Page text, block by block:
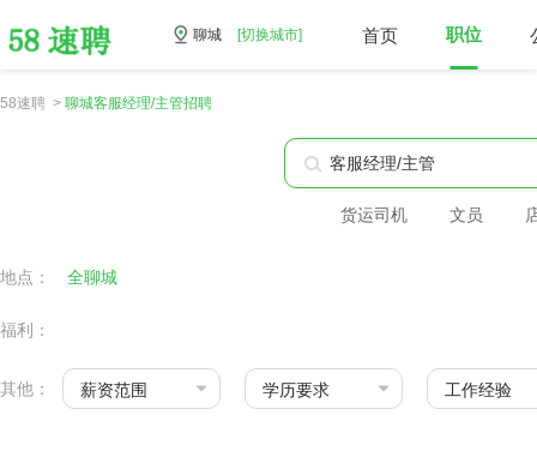
聊城 [切换城市] 首页 职位
58速聘 > 聊城客服经理/主管招聘
货运司机 文员
地点： 全聊城
福利：
其他： 薪资范围 学历要求 工作经验